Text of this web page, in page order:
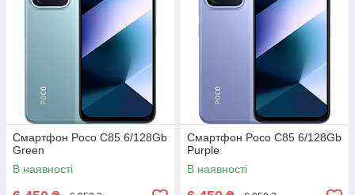
Смартфон Poco C85 6/128Gb
Green
В наявності
Смартфон Poco C85 6/128Gb
Purple
В наявності